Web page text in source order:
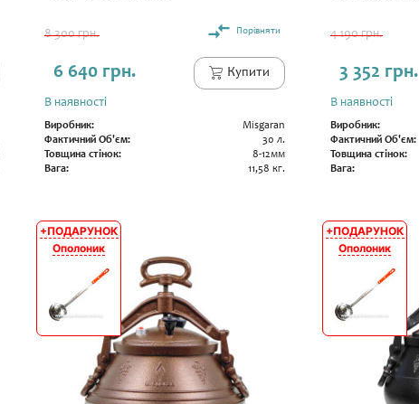
8 300 грн. Порівняти
6 640 грн. Купити
В наявності
Виробник:
Misgaran
Фактичний Об'єм:
30 л.
Товщина стінок:
8-12мм
Вага:
11,58 кг.
4 190 грн.
3 352 грн.
В наявності
Виробник:
Фактичний Об'єм:
Товщина стінок:
Вага:
АКЦІЯ
+ПОДАРУНОК
Ополоник
АКЦІЯ
+ПОДАРУНОК
Ополоник